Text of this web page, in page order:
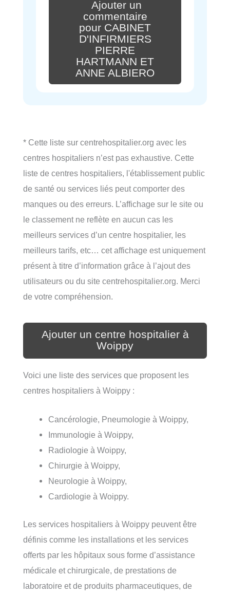
Ajouter un
commentaire
pour CABINET
D'INFIRMIERS
PIERRE
HARTMANN ET
ANNE ALBIERO
* Cette liste sur centrehospitalier.org avec les
centres hospitaliers n’est pas exhaustive. Cette
liste de centres hospitaliers, l'établissement public
de santé ou services liés peut comporter des
manques ou des erreurs. L’affichage sur le site ou
le classement ne reflète en aucun cas les
meilleurs services d’un centre hospitalier, les
meilleurs tarifs, etc… cet affichage est uniquement
présent à titre d’information grâce à l’ajout des
utilisateurs ou du site centrehospitalier.org. Merci
de votre compréhension.
Ajouter un centre hospitalier à
Woippy
Voici une liste des services que proposent les
centres hospitaliers à Woippy :
Cancérologie, Pneumologie à Woippy,
Immunologie à Woippy,
Radiologie à Woippy,
Chirurgie à Woippy,
Neurologie à Woippy,
Cardiologie à Woippy.
Les services hospitaliers à Woippy peuvent être
définis comme les installations et les services
offerts par les hôpitaux sous forme d’assistance
médicale et chirurgicale, de prestations de
laboratoire et de produits pharmaceutiques, de